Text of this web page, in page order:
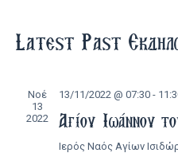
Latest Past
Νοέ
13
2022
13/11/2022 @ 07:30-
Αγίου Ιωάννου
Ιερός Ναός Αγίων